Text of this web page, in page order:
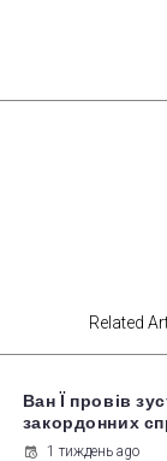
Related
Ван Ї провів
закордонних
1 тиждень ago